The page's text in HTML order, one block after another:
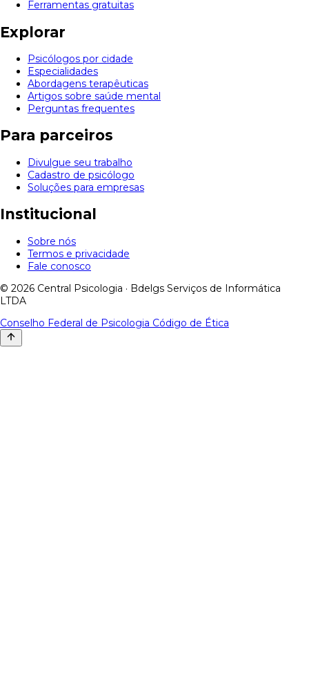
Ferramentas gratuitas
Explorar
Psicólogos por cidade
Especialidades
Abordagens terapêuticas
Artigos sobre saúde mental
Perguntas frequentes
Para parceiros
Divulgue seu trabalho
Cadastro de psicólogo
Soluções para empresas
Institucional
Sobre nós
Termos e privacidade
Fale conosco
© 2026 Central Psicologia · Bdelgs Serviços de Informática
LTDA
Conselho Federal de Psicologia Código de Ética